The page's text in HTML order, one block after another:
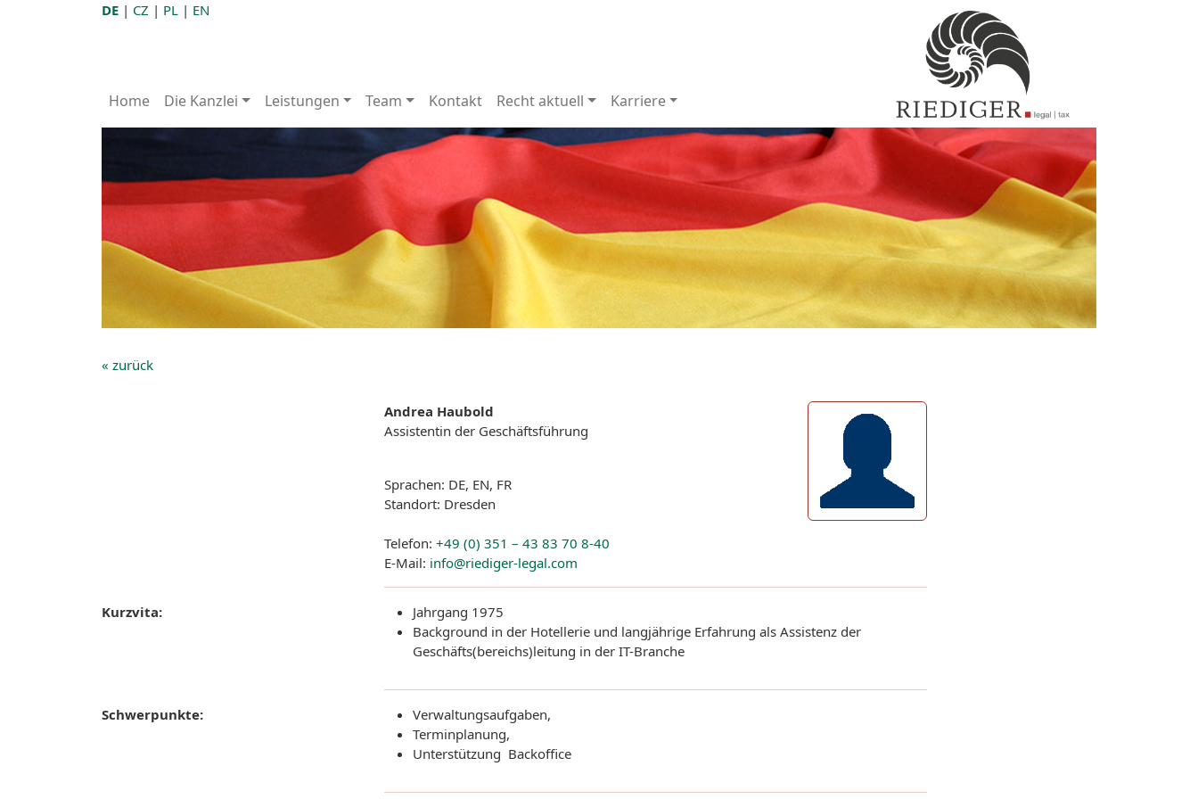
DE | CZ | PL | EN
Home Die Kanzlei Leistungen Team Kontakt Recht aktuell Karriere
« zurück
Andrea Haubold
Assistentin der Geschäftsführung
Sprachen: DE, EN, FR
Standort: Dresden
Telefon: +49 (0) 351 – 43 83 70 8-40
E-Mail: info@riediger-legal.com
Kurzvita:
Jahrgang 1975
Background in der Hotellerie und langjährige Erfahrung als Assistenz der
Geschäfts(bereichs)leitung in der IT-Branche
Schwerpunkte:
Verwaltungsaufgaben,
Terminplanung,
Unterstützung Backoffice